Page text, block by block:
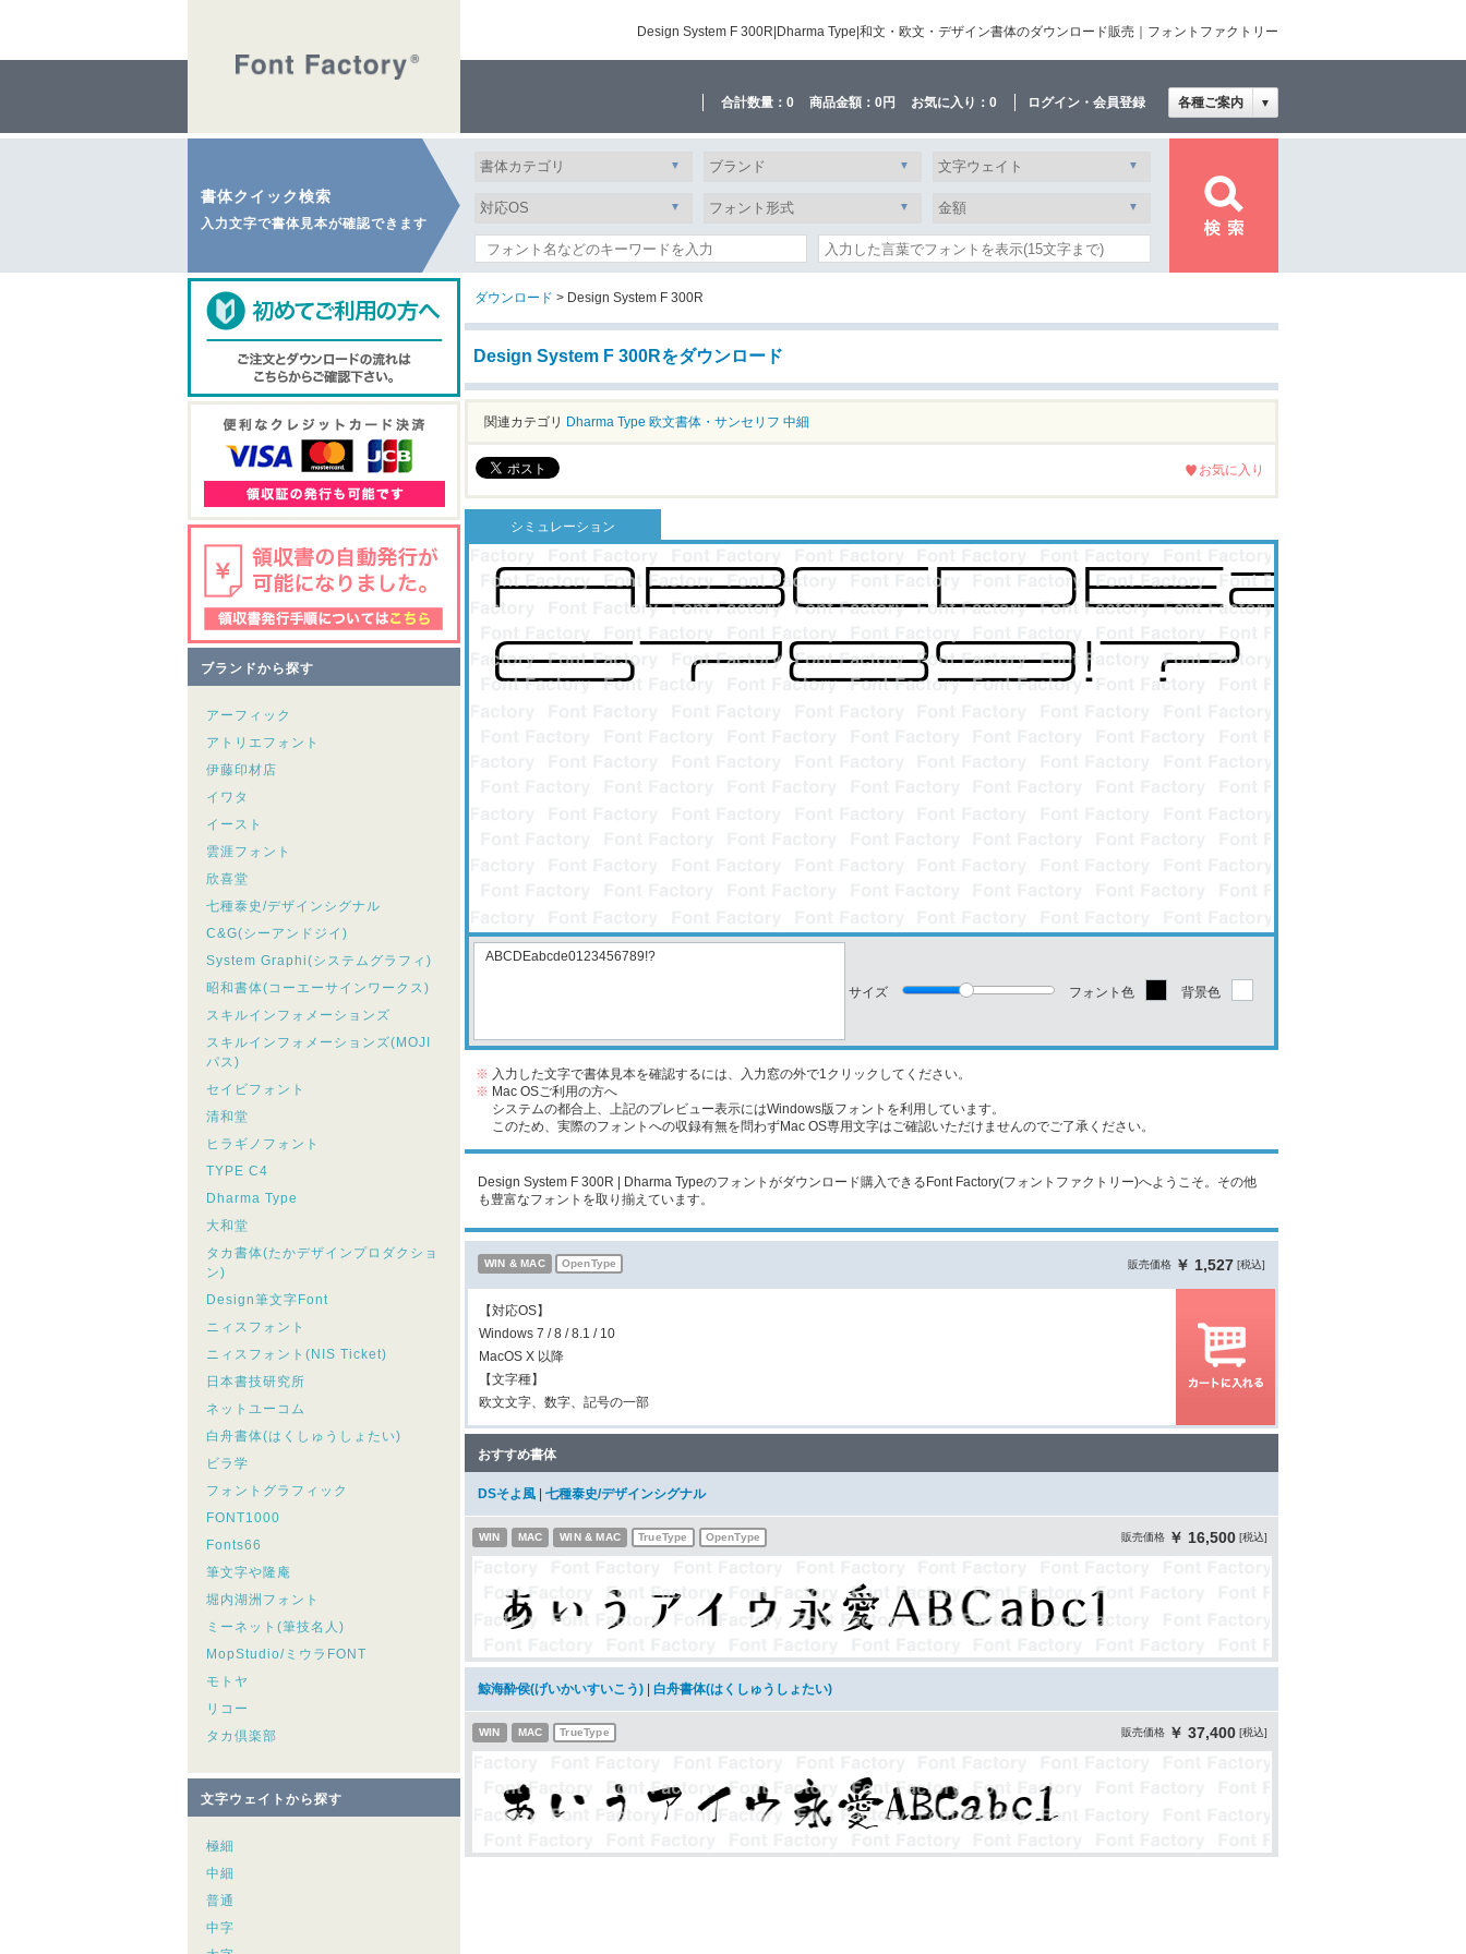
Design System F 300R|Dharma Type|和文・欧文・デザイン書体のダウンロード販売｜フォントファクトリー
合計数量： 0 商品金額： 0円 お気に入り： 0 ログイン・会員登録 各種ご案内 ▼
書体クイック検索
入力文字で書体見本が確認できます
ブランドから探す
アーフィック
アトリエフォント
伊藤印材店
イワタ
イースト
雲涯フォント
欣喜堂
七種泰史/デザインシグナル
C&G(シーアンドジイ)
System Graphi(システムグラフィ)
昭和書体(コーエーサインワークス)
スキルインフォメーションズ
スキルインフォメーションズ(MOJI
パス)
セイビフォント
清和堂
ヒラギノフォント
TYPE C4
Dharma Type
大和堂
タカ書体(たかデザインプロダクショ
ン)
Design筆文字Font
ニィスフォント
ニィスフォント(NIS Ticket)
日本書技研究所
ネットユーコム
白舟書体(はくしゅうしょたい)
ビラ学
フォントグラフィック
FONT1000
Fonts66
筆文字や隆庵
堀内湖洲フォント
ミーネット(筆技名人)
MopStudio/ミウラFONT
モトヤ
リコー
タカ倶楽部
文字ウェイトから探す
極細
中細
普通
中字
ダウンロード > Design System F 300R
Design System F 300Rをダウンロード
関連カテゴリ Dharma Type 欧文書体・サンセリフ 中細
お気に入り
シミュレーション
サイズ フォント色 背景色
※ 入力した文字で書体見本を確認するには、入力窓の外で1クリックしてください。
※ Mac OSご利用の方へ
システムの都合上、上記のプレビュー表示にはWindows版フォントを利用しています。
このため、実際のフォントへの収録有無を問わずMac OS専用文字はご確認いただけませんのでご了承ください。
Design System F 300R | Dharma Typeのフォントがダウンロード購入できるFont Factory(フォントファクトリー)へようこそ。その他
も豊富なフォントを取り揃えています。
WIN & MAC OpenType 販売価格 ￥ 1,527 [税込]
【対応OS】
Windows 7 / 8 / 8.1 / 10
MacOS X 以降
【文字種】
欧文文字、数字、記号の一部
おすすめ書体
DSそよ風 七種泰史/デザインシグナル
販売価格 ￥ 16,500 [税込]
WIN MAC WIN & MAC TrueType OpenType
鯨海酔侯(げいかいすいこう) 白舟書体(はくしゅうしょたい)
販売価格 ￥ 37,400 [税込]
WIN MAC TrueType